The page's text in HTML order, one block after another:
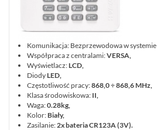
Komunikacja: Bezprzewodowa w systemie
Współpraca z centralami:VERSA,
Wyświetlacz:LCD,
DiodyLED,
Częstotliwość pracy:868,0 ÷ 868,6 MHz,
Klasa środowiskowa: II,
Waga:0.28kg,
Kolor:Biały,
Zasilanie:2x bateria CR123A (3V).